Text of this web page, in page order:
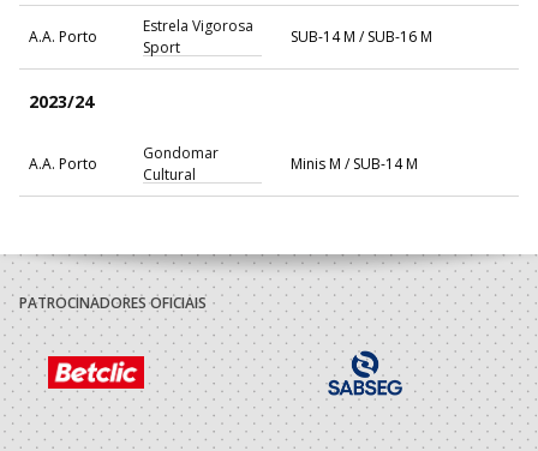
A.A. Porto
Estrela Vigorosa
Sport
SUB-14 M / SUB-16 M
2023/24
A.A. Porto
Gondomar
Cultural
Minis M / SUB-14 M
PATROCINADORES OFICIAIS